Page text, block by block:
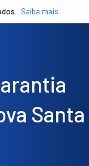
Saiba mais
Santa